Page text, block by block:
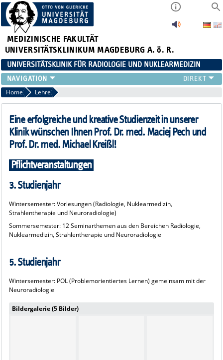
MEDIZINISCHE FAKULTÄT
UNIVERSITÄTSKLINIKUM MAGDEBURG A. ö. R.
UNIVERSITÄTSKLINIK FÜR RADIOLOGIE UND NUKLEARMEDIZIN
RADIOLOGIE
NUKLEARMEDIZIN
MIKROTHERAPIE
TEAM
LEHRE
Home Lehre
Eine erfolgreiche und kreative Studienzeit in unserer
Klinik wünschen Ihnen Prof. Dr. med. Maciej Pech und
Prof. Dr. med. Michael Kreißl!
Pflichtveranstaltungen
3. Studienjahr
Wintersemester: Vorlesungen (Radiologie, Nuklearmedizin,
Strahlentherapie und Neuroradiologie)
Sommersemester: 12 Seminarthemen aus den Bereichen Radiologie,
Nuklearmedizin, Strahlentherapie und Neuroradiologie
5. Studienjahr
Wintersemester: POL (Problemorientiertes Lernen) gemeinsam mit der
Neuroradiologie
Bildergalerie (5 Bilder)